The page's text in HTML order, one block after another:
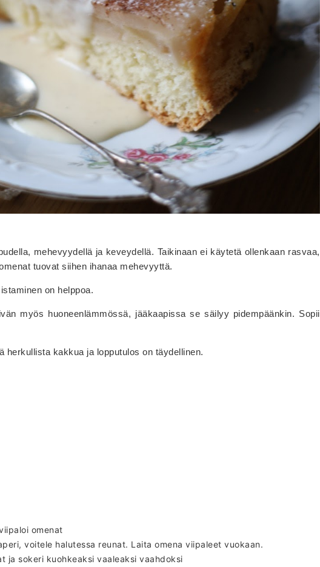
mehevyydellä ja keveydellä. Taikinaan ei käytetä ollenkaan rasvaa,
tuovat siihen ihanaa mehevyyttä.
on helppoa.
myös huoneenlämmössä, jääkaapissa se säilyy pidempäänkin. Sopii
herkullista kakkua ja lopputulos on täydellinen.
omenat
voitele halutessa reunat. Laita omena viipaleet vuokaan.
ja sokeri kuohkeaksi vaaleaksi vaahdoksi